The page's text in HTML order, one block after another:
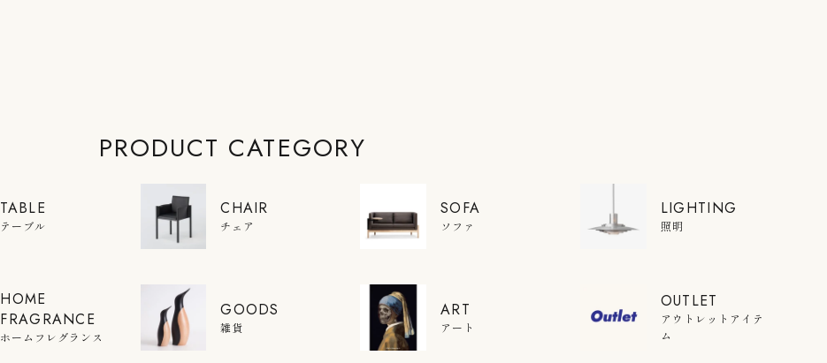
PRODUCT CATEGORY
TABLE
テーブル
CHAIR
チェア
SOFA
ソファ
LIGHTING
照明
HOME
FRAGRANCE
ホームフレグランス
GOODS
雑貨
ART
アート
OUTLET
アウトレットアイテ
ム